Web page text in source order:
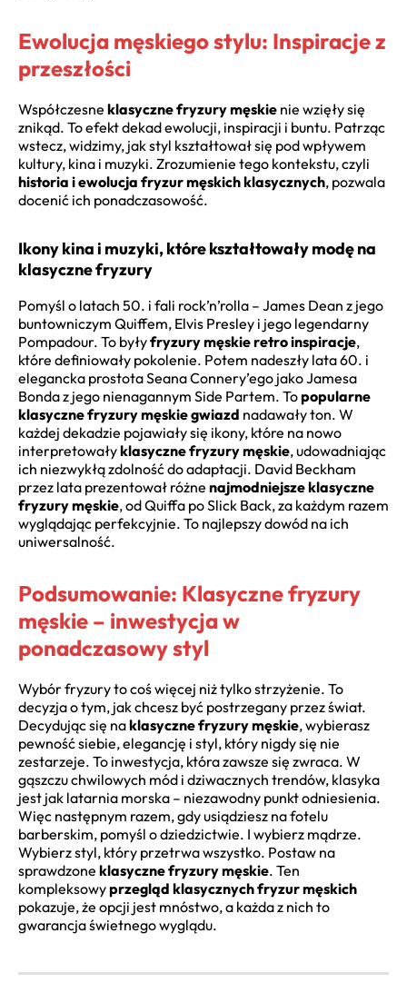
Ewolucja męskiego stylu: Inspiracje z
przeszłości
Współczesne klasyczne fryzury męskie nie wzięły się
znikąd. To efekt dekad ewolucji, inspiracji i buntu. Patrząc
wstecz, widzimy, jak styl kształtował się pod wpływem
kultury, kina i muzyki. Zrozumienie tego kontekstu, czyli
historia i ewolucja fryzur męskich klasycznych, pozwala
docenić ich ponadczasowość.
Ikony kina i muzyki, które kształtowały modę na
klasyczne fryzury
Pomyśl o latach 50. i fali rock’n’rolla – James Dean z jego
buntowniczym Quiffem, Elvis Presley i jego legendarny
Pompadour. To byłyfryzury męskie retro inspiracje,
które definiowały pokolenie. Potem nadeszły lata 60. i
elegancka prostota Seana Connery’ego jako Jamesa
Bonda z jego nienagannym Side Partem. Topopularne
klasyczne fryzury męskie gwiazd nadawały ton. W
każdej dekadzie pojawiały się ikony, które na nowo
interpretowałyklasyczne fryzury męskie, udowadniając
ich niezwykłą zdolność do adaptacji. David Beckham
przez lata prezentował różne najmodniejsze klasyczne
fryzury męskie, od Quiffa po Slick Back, za każdym razem
wyglądając perfekcyjnie. To najlepszy dowód na ich
uniwersalność.
Podsumowanie: Klasyczne fryzury
męskie – inwestycja w
ponadczasowy styl
Wybór fryzury to coś więcej niż tylko strzyżenie. To
decyzja o tym, jak chcesz być postrzegany przez świat.
Decydując się naklasyczne fryzury męskie, wybierasz
pewność siebie, elegancję i styl, który nigdy się nie
zestarzeje. To inwestycja, która zawsze się zwraca. W
gąszczu chwilowych mód i dziwacznych trendów, klasyka
jest jak latarnia morska – niezawodny punkt odniesienia.
Więc następnym razem, gdy usiądziesz na fotelu
barberskim, pomyśl o dziedzictwie. I wybierz mądrze.
Wybierz styl, który przetrwa wszystko. Postaw na
sprawdzone klasyczne fryzury męskie. Ten
kompleksowyprzegląd klasycznych fryzur męskich
pokazuje, że opcji jest mnóstwo, a każda z nich to
gwarancja świetnego wyglądu.